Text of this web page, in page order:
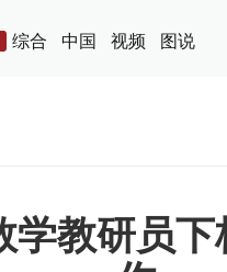
综合 中国 视频 图说
学教研员